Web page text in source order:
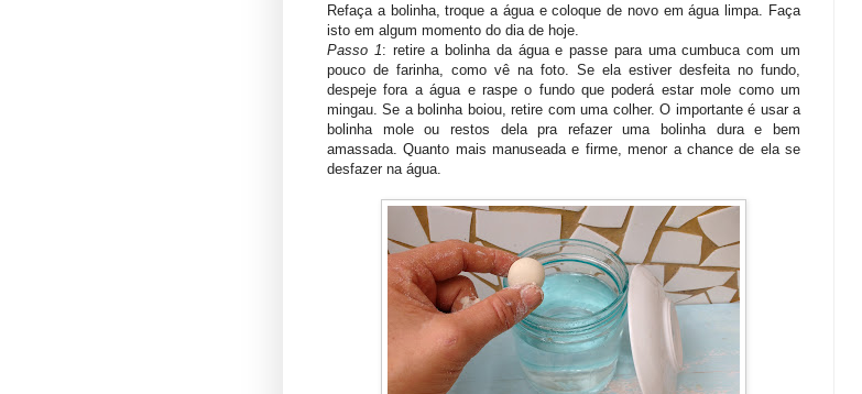
Refaça a bolinha, troque a água e coloque de novo em água limpa. Faça
isto em algum momento do dia de hoje.
Passo 1: retire a bolinha da água e passe para uma cumbuca com um
pouco de farinha, como vê na foto. Se ela estiver desfeita no fundo,
despeje fora a água e raspe o fundo que poderá estar mole como um
mingau. Se a bolinha boiou, retire com uma colher. O importante é usar a
bolinha mole ou restos dela pra refazer uma bolinha dura e bem
amassada. Quanto mais manuseada e firme, menor a chance de ela se
desfazer na água.